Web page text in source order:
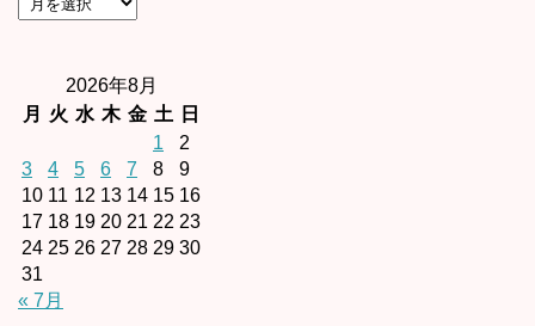
2026年8月
月
火 水 木 金 土
日
1
2
3
4 5 6 7 8
9
10 11 12 13 14 15 16
17 18 19 20 21 22 23
24 25 26 27 28 29 30
31
« 7月